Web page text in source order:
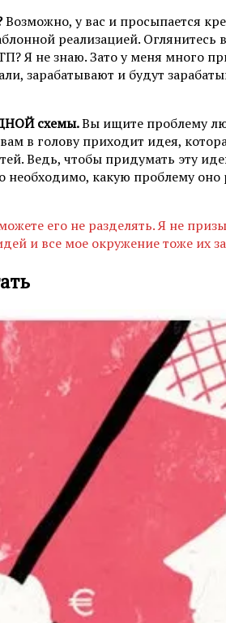
Возможно, у вас и просыпается
реализацией.
Я не знаю. Зато у меня много
зарабатывают и будут
схемы.Вы ищите проблему
в голову приходит идея,
Ведь, чтобы придумать эту
какую проблему оно
его не разделять. Я не
и все мое окружение тоже их